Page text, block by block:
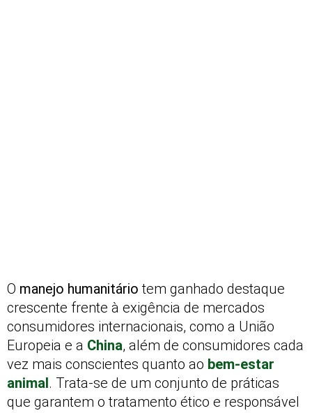
O manejo humanitário tem ganhado destaque
crescente frente à exigência de mercados
consumidores internacionais, como a União
Europeia e a China, além de consumidores cada
vez mais conscientes quanto ao bem-estar
animal. Trata-se de um conjunto de práticas
que garantem o tratamento ético e responsável